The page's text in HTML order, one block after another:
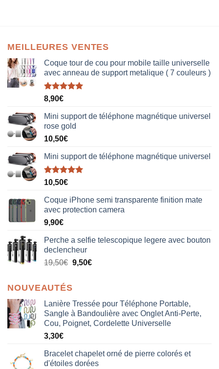
MEILLEURES VENTES
Coque tour de cou pour mobile taille universelle
avec anneau de support metalique ( 7 couleurs )
Note5.00
8,90€
Mini support de téléphone magnétique universel
rose gold
10,50€
Mini support de téléphone magnétique universel
Note5.00
10,50€
Coque iPhone semi transparente finition mate
avec protection camera
9,90€
Perche a selfie telescopique legere avec bouton
declencheur
19,50€ 9,50€
NOUVEAUTÉS
Lanière Tressée pour Téléphone Portable,
Sangle à Bandoulière avec Onglet Anti-Perte,
Cou, Poignet, Cordelette Universelle
3,30€
Bracelet chapelet orné de pierre colorés et
d'étoiles dorées